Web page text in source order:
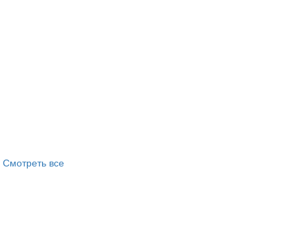
Смотреть все